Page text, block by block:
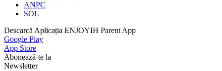
ANPC
SOL
Descarcă Aplicația ENJOYIH Parent App
Google Play
App Store
Abonează-te la
Newsletter